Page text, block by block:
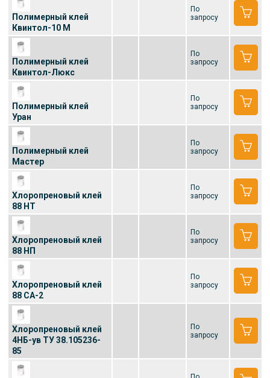
Полимерный клей
Квинтол-10 М
По
запросу
Полимерный клей
Квинтол-Люкс
По
запросу
Полимерный клей
Уран
По
запросу
Полимерный клей
Мастер
По
запросу
Хлоропреновый клей
88 НТ
По
запросу
Хлоропреновый клей
88 НП
По
запросу
Хлоропреновый клей
88 СА-2
По
запросу
Хлоропреновый клей
4НБ-ув ТУ 38.105236-
85
По
запросу